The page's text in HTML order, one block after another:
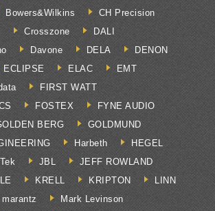
Bowers&Wilkins
CH Precision
Crosszone
DALI
Davone DELA
DENON
ECLIPSE ELAC
EMT
FIRST WATT
FOSTEX
FYNE AUDIO
BERG
GOLDMUND
Harbeth
HEGEL
JBL
JEFF ROWLAND
KRELL KRIPTON
LINN
marantz
Mark Levinson